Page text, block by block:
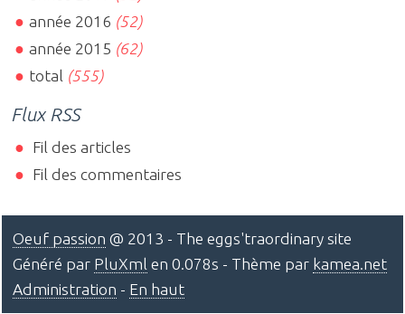
année 2016 (52)
année 2015 (62)
total (555)
Flux RSS
Fil des articles
Fil des commentaires
Oeuf passion @ 2013 - The eggs'traordinary site
Généré par PluXml en 0.078s - Thème par kamea.net
Administration - En haut